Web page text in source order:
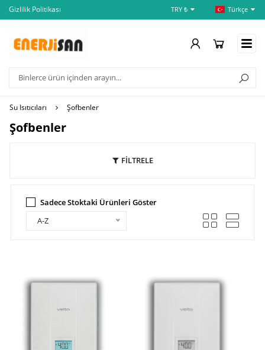
İptal ve İade Şartları Ödeme Bildirimi
TRY ₺ Türkçe
Su Isıtıcıları Şofbenler
Şofbenler
FİLTRELE
Sadece Stoktaki Ürünleri Göster
A-Z